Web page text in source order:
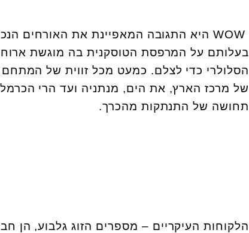
WOWהיא התגובה המאפיינת את האורחים
בעלותם על המרפסת הטוסקנית בה מוגשת
הסלולרי כדי לצלם. כמעט מכל זווית של
של מרכז הארץ, את הים, מנתניה ועד הרי
תחושה של התנתקות מהכרך.
הלקוחות העיקריים – מספרים הזוג גלבוע, הן